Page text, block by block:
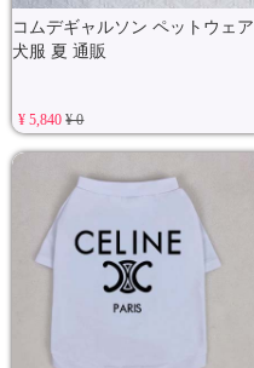
コムデギャルソン ペットウェア
犬服 夏 通販
¥ 5,840¥ 0